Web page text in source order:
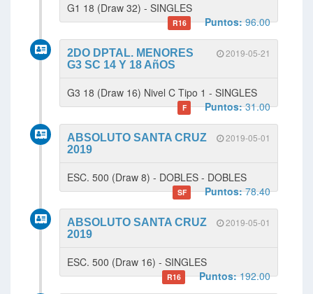
G1 18 (Draw 32) - SINGLES
R16 Puntos:96.00
2019-05-21
2DO DPTAL. MENORES
G3 SC 14 Y 18 AñOS
G3 18 (Draw 16) Nivel C Tipo 1 - SINGLES
F Puntos:31.00
2019-05-01
ABSOLUTO SANTA CRUZ
2019
ESC. 500 (Draw 8) - DOBLES - DOBLES
SF Puntos:78.40
2019-05-01
ABSOLUTO SANTA CRUZ
2019
ESC. 500 (Draw 16) - SINGLES
R16 Puntos:192.00